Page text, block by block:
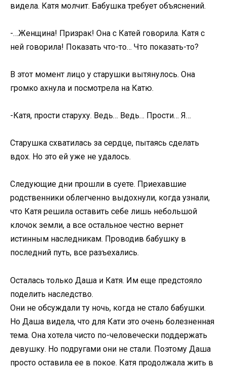
видела. Катя молчит. Бабушка требует объяснений.
-…Женщина! Призрак! Она с Катей говорила. Катя с
ней говорила! Показать что-то… Что показать-то?
В этот момент лицо у старушки вытянулось. Она
громко ахнула и посмотрела на Катю.
-Катя, прости старуху. Ведь… Ведь… Прости… Я…
Старушка схватилась за сердце, пытаясь сделать
вдох. Но это ей уже не удалось.
Следующие дни прошли в суете. Приехавшие
родственники облегченно выдохнули, когда узнали,
что Катя решила оставить себе лишь небольшой
клочок земли, а все остальное честно вернет
истинным наследникам. Проводив бабушку в
последний путь, все разъехались.
Осталась только Даша и Катя. Им еще предстояло
поделить наследство.
Они не обсуждали ту ночь, когда не стало бабушки.
Но Даша видела, что для Кати это очень болезненная
тема. Она хотела чисто по-человечески поддержать
девушку. Но подругами они не стали. Поэтому Даша
просто оставила ее в покое. Катя продолжала жить в